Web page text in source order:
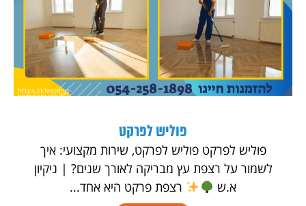
פוליש לפרקט
פוליש לפרקט פוליש לפרקט, שירות מקצועי: איך
לשמור על רצפת עץ מבריקה לאורך שנים? | ניקיון
א.ש
רצפת פרקט היא אחד...